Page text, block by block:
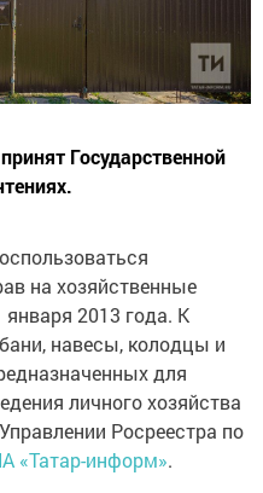
Государственной
на хозяйственные
2013 года. К
навесы, колодцы и
для
личного хозяйства
Росреестра по
«Татар-информ».